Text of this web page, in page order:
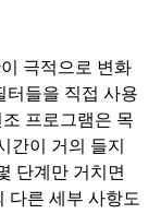
극적으로 변화
터들을 직접 사용
프로그램은 목
간이 거의 들지
단계만 거치면
다른 세부 사항도